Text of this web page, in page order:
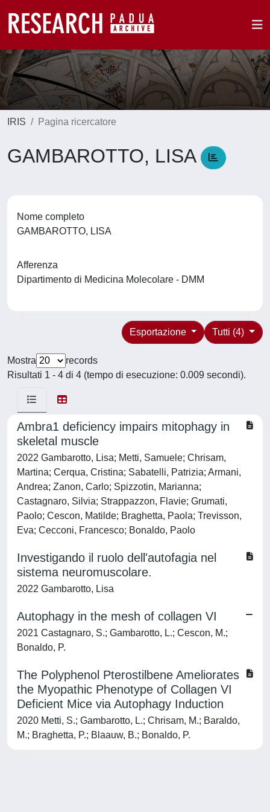
IRIS Pagina ricercatore
GAMBAROTTO, LISA
Nome completo
GAMBAROTTO, LISA
Afferenza
Dipartimento di Medicina Molecolare - DMM
Tutti (4)
Esportazione
Mostra
records
Risultati 1 - 4 di 4 (tempo di esecuzione: 0.009 secondi).
Ambra1 deficiency impairs mitophagy in
skeletal muscle
2022 Gambarotto, Lisa; Metti, Samuele; Chrisam,
Martina; Cerqua, Cristina; Sabatelli, Patrizia; Armani,
Andrea; Zanon, Carlo; Spizzotin, Marianna;
Castagnaro, Silvia; Strappazzon, Flavie; Grumati,
Paolo; Cescon, Matilde; Braghetta, Paola; Trevisson,
Eva; Cecconi, Francesco; Bonaldo, Paolo
Investigando il ruolo dell'autofagia nel
sistema neuromuscolare.
2022 Gambarotto, Lisa
Autophagy in the mesh of collagen VI
2021 Castagnaro, S.; Gambarotto, L.; Cescon, M.;
Bonaldo, P.
The Polyphenol Pterostilbene Ameliorates
the Myopathic Phenotype of Collagen VI
Deficient Mice via Autophagy Induction
2020 Metti, S.; Gambarotto, L.; Chrisam, M.; Baraldo,
M.; Braghetta, P.; Blaauw, B.; Bonaldo, P.